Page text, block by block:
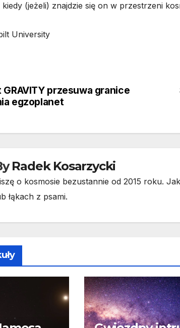
kiedy (jeżeli) znajdzie się on w przestrzeni
University
przesuwa granice
egzoplanet
Radek Kosarzycki
o kosmosie bezustannie od 2015 roku.
łąkach z psami.